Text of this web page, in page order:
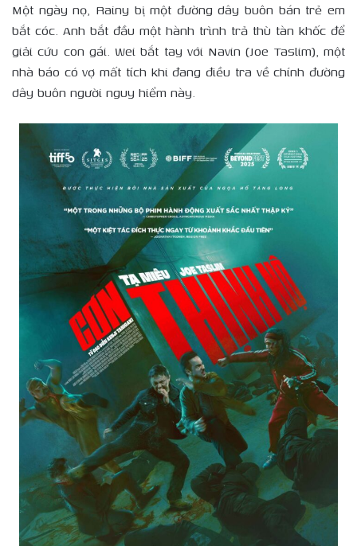
Một ngày nọ, Rainy bị một đường dây buôn bán trẻ em
bắt cóc. Anh bắt đầu một hành trình trả thù tàn khốc để
giải cứu con gái. Wei bắt tay với Navin (Joe Taslim), một
nhà báo có vợ mất tích khi đang điều tra về chính đường
dây buôn người nguy hiểm này.